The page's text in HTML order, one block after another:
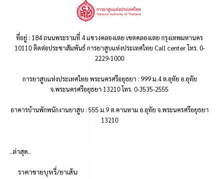
ที่อยู่ : 184 ถนนพระรามที่ 4 แขวงคลองเตย เขตคลองเตย กรุงเทพมหานคร
10110 ติดต่อประชาสัมพันธ์ การยาสูบแห่งประเทศไทย Call center โทร. 0-
2229-1000
การยาสูบแห่งประเทศไทย พระนครศรีอยุธยา : 999 ม.4 ต.อุทัย อ.อุทัย
จ.พระนครศรีอยุธยา 13210 โทร. 0-3535-2555
อาคารบ้านพักพนักงานยาสูบ : 555 ม.9 ต.คานหาม อ.อุทัย จ.พระนครศรีอยุธยา
13210
..ล่าสุด..
ราคาขายบุหรี่/ยาเส้น